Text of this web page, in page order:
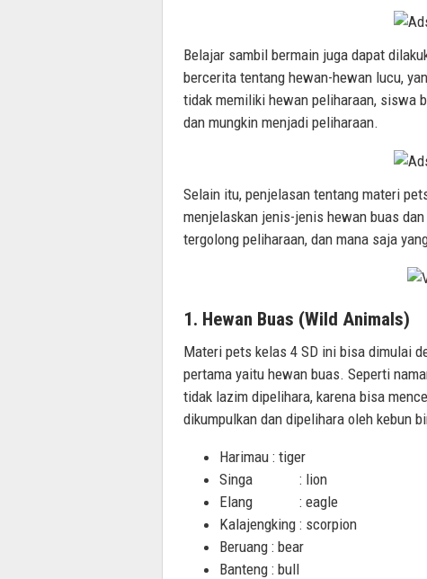
Belajar sambil bermain juga dapat
bercerita tentang hewan-hewan lucu,
tidak memiliki hewan peliharaan, siswa
dan mungkin menjadi peliharaan.
Selain itu, penjelasan tentang materi
menjelaskan jenis-jenis hewan buas
tergolong peliharaan, dan mana saja
1. Hewan Buas (Wild Animals)
Materi pets kelas 4 SD ini bisa dimulai
pertama yaitu hewan buas. Seperti
tidak lazim dipelihara, karena bisa
dikumpulkan dan dipelihara oleh kebun
Harimau : tiger
Singa : lion
Elang : eagle
Kalajengking : scorpion
Beruang : bear
Banteng : bull